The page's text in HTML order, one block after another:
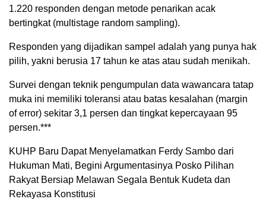
1.220 responden dengan metode penarikan acak
bertingkat (multistage random sampling).
Responden yang dijadikan sampel adalah yang punya hak
pilih, yakni berusia 17 tahun ke atas atau sudah menikah.
Survei dengan teknik pengumpulan data wawancara tatap
muka ini memiliki toleransi atau batas kesalahan (margin
of error) sekitar 3,1 persen dan tingkat kepercayaan 95
persen.***
KUHP Baru Dapat Menyelamatkan Ferdy Sambo dari
Hukuman Mati, Begini Argumentasinya Posko Pilihan
Rakyat Bersiap Melawan Segala Bentuk Kudeta dan
Rekayasa Konstitusi